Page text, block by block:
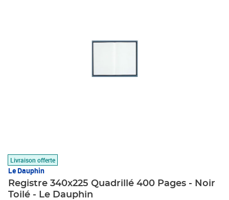
Livraison offerte
Le Dauphin
Registre 340x225 Quadrillé 400 Pages - Noir
Toilé - Le Dauphin